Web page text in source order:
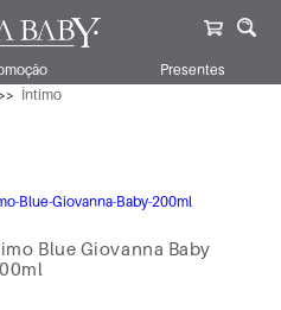
Presentes
Íntimo
Blue Giovanna Baby